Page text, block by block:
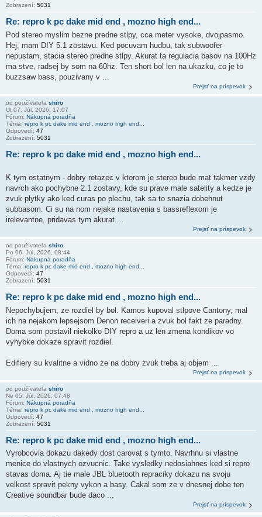
Zobrazení: 5031
Re: repro k pc dake mid end , mozno high end...
Pod stereo myslim bezne predne stlpy, cca meter vysoke, dvojpasmo.
Hej, mam DIY 5.1 zostavu. Ked pocuvam hudbu, tak subwoofer
nepustam, stacia stereo predne stlpy. Akurat ta regulacia basov na 100Hz
ma stve, radsej by som na 60hz. Ten short bol len na ukazku, co je to
buzzsaw bass, pouzivany v ...
Prejsť na príspevok
od používateľa shiro
Ut 07. Júl, 2026, 17:07
Fórum: Nákupná poradňa
Téma: repro k pc dake mid end , mozno high end...
Odpovedí: 47
Zobrazení: 5031
Re: repro k pc dake mid end , mozno high end...
K tym ostatnym - dobry retazec v ktorom je stereo bude mat takmer vzdy
navrch ako pochybne 2.1 zostavy, kde su prave male satelity a kedze je
zvuk plytky ako ked curas po plechu, tak sa to snazia dobehnut
subbasom. Ci su na nom nejake nastavenia s bassreflexom je
irelevantne, pridavas tym akurat ...
Prejsť na príspevok
od používateľa shiro
Po 06. Júl, 2026, 08:44
Fórum: Nákupná poradňa
Téma: repro k pc dake mid end , mozno high end...
Odpovedí: 47
Zobrazení: 5031
Re: repro k pc dake mid end , mozno high end...
Nepochybujem, ze rozdiel by bol. Kamos kupoval stlpove Cantony, mal
ich na nejakom lepsejsom Denon receiveri a zvuk bol fakt ze paradny.
Doma som postavil niekolko DIY repro a uz len zmena kondikov vo
vyhybke dokaze spravit rozdiel.
Edifiery su kvalitne a vidno ze na dobry zvuk treba aj objem ...
Prejsť na príspevok
od používateľa shiro
Ne 05. Júl, 2026, 07:48
Fórum: Nákupná poradňa
Téma: repro k pc dake mid end , mozno high end...
Odpovedí: 47
Zobrazení: 5031
Re: repro k pc dake mid end , mozno high end...
Vyrobcovia dokazu dakedy dost carovat s tymto. Navrhnu si vlastne
menice do vlastnych ozvucnic. Take vysledky nedosiahnes ked si repro
stavas doma. Aj tie male JBL bluetooth repraciky dokazu na svoju
velkost spravit pekny vykon a basy. Cakal som ze v dnesnej dobe ten
Creative soundbar bude daco ...
Prejsť na príspevok